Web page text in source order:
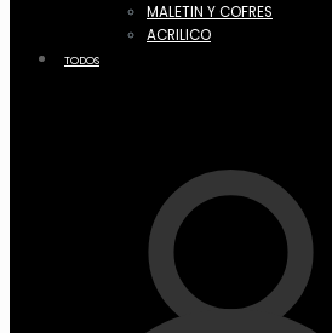
MALETIN Y COFRES
ACRILICO
TODOS